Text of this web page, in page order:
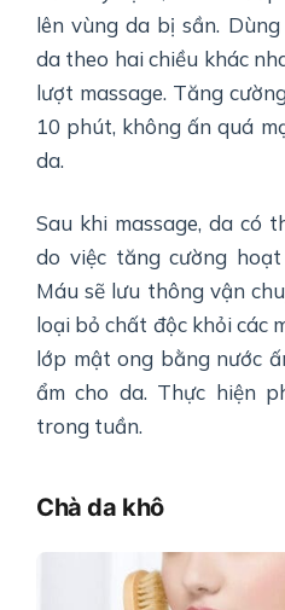
lên vùng da bị sần.
da theo hai chiều khác
lượt massage. Tăng
10 phút, không ấn quá
da.
Sau khi massage, da có
do việc tăng cường
Máu sẽ lưu thông vận
loại bỏ chất độc khỏi các
lớp mật ong bằng nước
ẩm cho da. Thực hiện
trong tuần.
Chà da khô